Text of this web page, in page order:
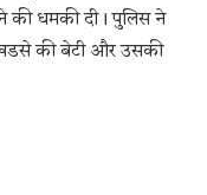
की धमकी दी। पुलिस ने
खडसे की बेटी और उसकी